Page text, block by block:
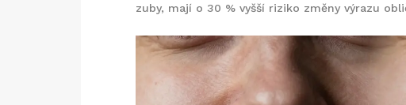
zuby, mají o 30 % vyšší riziko změny výrazu